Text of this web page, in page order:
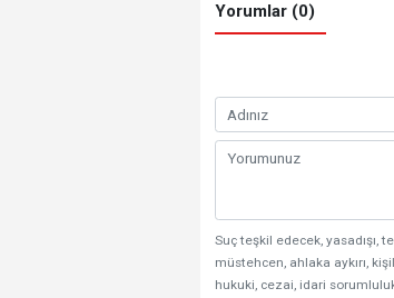
Yorumlar (0)
Suç teşkil edecek, yasadışı,
müstehcen, ahlaka aykırı,
hukuki, cezai, idari